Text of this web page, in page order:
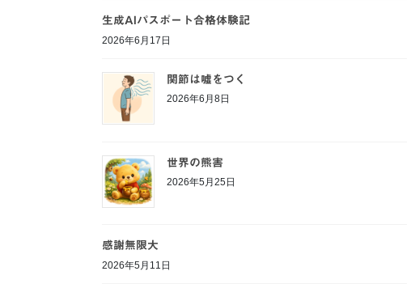
生成AIパスポート合格体験記
2026年6月17日
関節は嘘をつく
2026年6月8日
世界の熊害
2026年5月25日
感謝無限大
2026年5月11日